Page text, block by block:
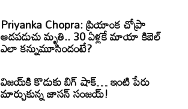
Priyanka Chopra: ప్రియాంక చోప్రా
ఆడపడుచు మృతి.. 30 ఏళ్లకే మాయా కిబెల్
ఎలా కన్నుమూసిందంటే?
విజయ్‌కి కొడుకు బిగ్ షాక్… ఇంటి పేరు
మార్చుకున్న జాసన్ సంజయ్!